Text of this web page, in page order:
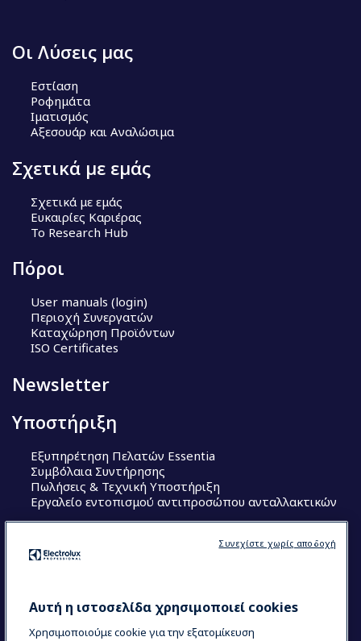
Οι Λύσεις μας
Εστίαση
Ροφημάτα
Ιματισμός
Αξεσουάρ και Αναλώσιμα
Σχετικά με εμάς
Σχετικά με εμάς
Ευκαιρίες Καριέρας
Το Research Hub
Πόροι
User manuals (login)
Περιοχή Συνεργατών
Καταχώρηση Προϊόντων
ISO Certificates
Newsletter
Υποστήριξη
Εξυπηρέτηση Πελατών Essentia
Συμβόλαια Συντήρησης
Πωλήσεις & Τεχνική Υποστήριξη
Εργαλείο εντοπισμού αντιπροσώπου ανταλλακτικών
Electrolux Professional Ακαδημία Chef
Αυτή η ιστοσελίδα χρησιμοποιεί cookies
Χρησιμοποιούμε cookie για την εξατομίκευση
Συνεχίστε χωρίς αποδοχή